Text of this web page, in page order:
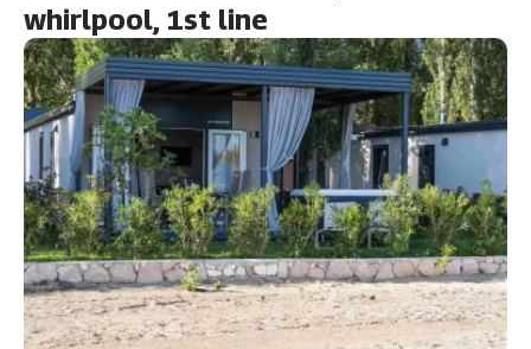
whirlpool, 1st line